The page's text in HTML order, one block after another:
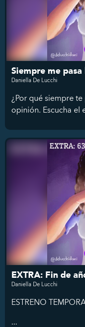
Siempre me
Daniella De Lucchi
¿Por qué siempre
opinión. Escucha el
EXTRA: Fin de
Daniella De Lucchi
ESTRENO
...